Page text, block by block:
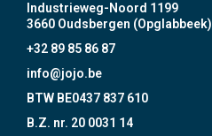
Industrieweg-Noord 1199
3660 Oudsbergen (Opglabbeek)
+32 89 85 86 87
info@jojo.be
BTW BE0437 837 610
B.Z. nr. 20 0031 14